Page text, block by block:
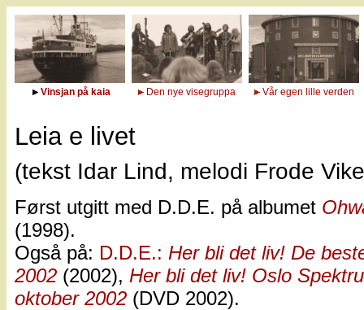
Vinsjan på kaia Den nye visegruppa Vår egen lille verden
Leia e livet
(tekst Idar Lind, melodi Frode
Først utgitt med D.D.E. på albumet
(1998).
Også på: D.D.E.: Her bli det liv! De
2002 (2002), Her bli det liv! Oslo
oktober 2002 (DVD 2002).